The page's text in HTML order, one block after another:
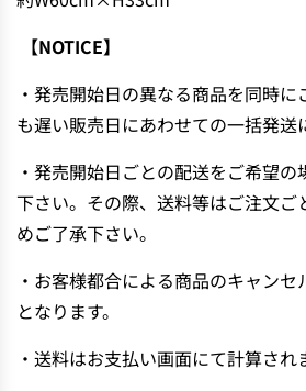
【NOTICE】
・発売開始日の異なる商品を同時
も遅い販売日にあわせての一括発送
・発売開始日ごとの配送をご希望
下さい。その際、送料等はご注文ご
めご了承下さい。
・お客様都合による商品のキャン
となります。
・送料はお支払い画面にて計算され